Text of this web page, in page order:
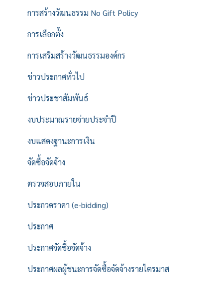
การสร้างวัฒนธรรม No Gift Policy
การเลือกตั้ง
การเสริมสร้างวัฒนธรรมองค์กร
ข่าวประกาศทั่วไป
ข่าวประชาสัมพันธ์
งบประมาณรายจ่ายประจำปี
งบแสดงฐานะการเงิน
จัดซื้อจัดจ้าง
ตรวจสอบภายใน
ประกวดราคา (e-bidding)
ประกาศ
ประกาศจัดซื้อจัดจ้าง
ประกาศผลผู้ชนะการจัดซื้อจัดจ้างรายไตรมาส